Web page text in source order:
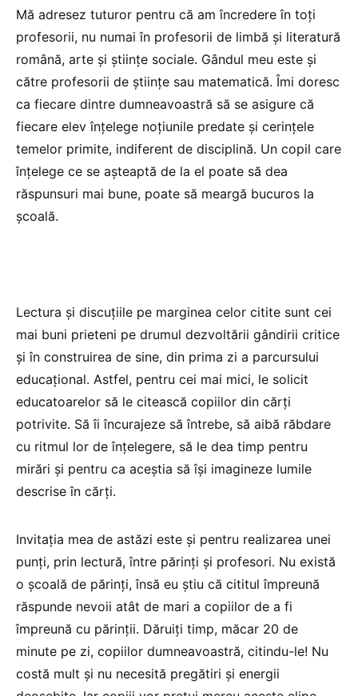
Mă adresez tuturor pentru că am încredere în toți
profesorii, nu numai în profesorii de limbă și literatură
română, arte și științe sociale. Gândul meu este și
către profesorii de științe sau matematică. Îmi doresc
ca fiecare dintre dumneavoastră să se asigure că
fiecare elev înțelege noțiunile predate și cerințele
temelor primite, indiferent de disciplină. Un copil care
înțelege ce se așteaptă de la el poate să dea
răspunsuri mai bune, poate să meargă bucuros la
școală.
Lectura și discuțiile pe marginea celor citite sunt cei
mai buni prieteni pe drumul dezvoltării gândirii critice
și în construirea de sine, din prima zi a parcursului
educațional. Astfel, pentru cei mai mici, le solicit
educatoarelor să le citească copiilor din cărți
potrivite. Să îi încurajeze să întrebe, să aibă răbdare
cu ritmul lor de înțelegere, să le dea timp pentru
mirări și pentru ca aceștia să își imagineze lumile
descrise în cărți.
Invitația mea de astăzi este și pentru realizarea unei
punți, prin lectură, între părinți și profesori. Nu există
o școală de părinți, însă eu știu că cititul împreună
răspunde nevoii atât de mari a copiilor de a fi
împreună cu părinții. Dăruiți timp, măcar 20 de
minute pe zi, copiilor dumneavoastră, citindu-le! Nu
costă mult și nu necesită pregătiri și energii